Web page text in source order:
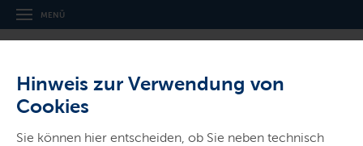
Hinweis zur Verwendung von
Cookies
Sie können hier entscheiden, ob Sie neben technisch
MENÜ